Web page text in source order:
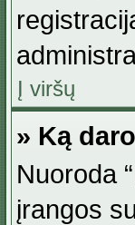
Į viršų
» Ką
Nuoroda
įrangos